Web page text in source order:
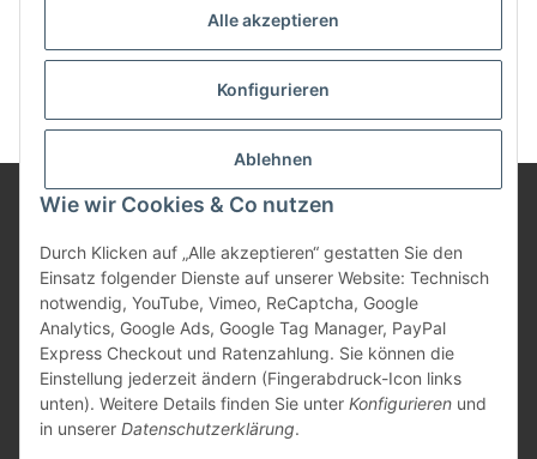
Alle akzeptieren
Konfigurieren
Ablehnen
Wie wir Cookies & Co nutzen
Durch Klicken auf „Alle akzeptieren“ gestatten Sie den
Einsatz folgender Dienste auf unserer Website: Technisch
notwendig, YouTube, Vimeo, ReCaptcha, Google
Analytics, Google Ads, Google Tag Manager, PayPal
Express Checkout und Ratenzahlung. Sie können die
Einstellung jederzeit ändern (Fingerabdruck-Icon links
unten). Weitere Details finden Sie unter Konfigurieren und
in unserer Datenschutzerklärung.
Neu hier?Jetzt registrieren!
Informationen
Gesetzliche Informationen
Vertrag widerrufen